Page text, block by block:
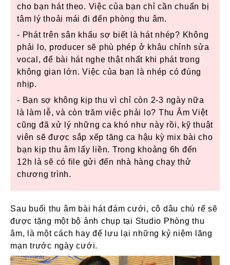
cho bạn hát theo. Việc của bạn chỉ cần chuẩn bị
tâm lý thoải mái đi đến phòng thu âm.
- Phát trên sân khấu sợ biết là hát nhép? Không
phải lo, producer sẽ phù phép ở khâu chỉnh sửa
vocal, để bài hát nghe thật nhất khi phát trong
không gian lớn. Việc của bạn là nhép có đúng
nhịp.
- Bạn sợ không kịp thu vì chỉ còn 2-3 ngày nữa
là làm lễ, và còn trăm việc phải lo? Thu Âm Việt
cũng đã xử lý những ca khó như này rồi, kỹ thuật
viên sẽ được sắp xếp tăng ca hậu kỳ mix bài cho
bạn kịp thu âm lấy liền. Trong khoảng 6h đến
12h là sẽ có file gửi đến nhà hàng chạy thử
chương trình.
Sau buổi thu âm bài hát đám cưới, cô dâu chú rể sẽ
được tặng một bộ ảnh chụp tại Studio Phòng thu
âm, là một cách hay để lưu lại những kỷ niệm lãng
mạn trước ngày cưới.